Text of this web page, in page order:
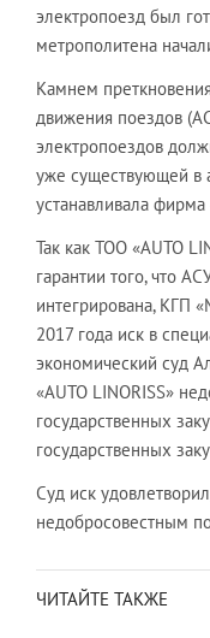
электропоезд был
метрополитена
Камнем
движения поездов
электропоездов
уже существующей в
устанавливала фирма
Так как ТОО «AUTO
гарантии того, что
интегрирована, КГП
2017 года иск в
экономический суд
«AUTO LINORISS»
государственных
государственных
Суд иск
недобросовестным
ЧИТАЙТЕ ТАКЖЕ